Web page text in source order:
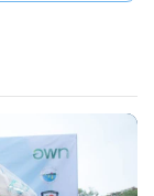
าเขาจะจูบ
ตกเลยตั้งแต่ต้น